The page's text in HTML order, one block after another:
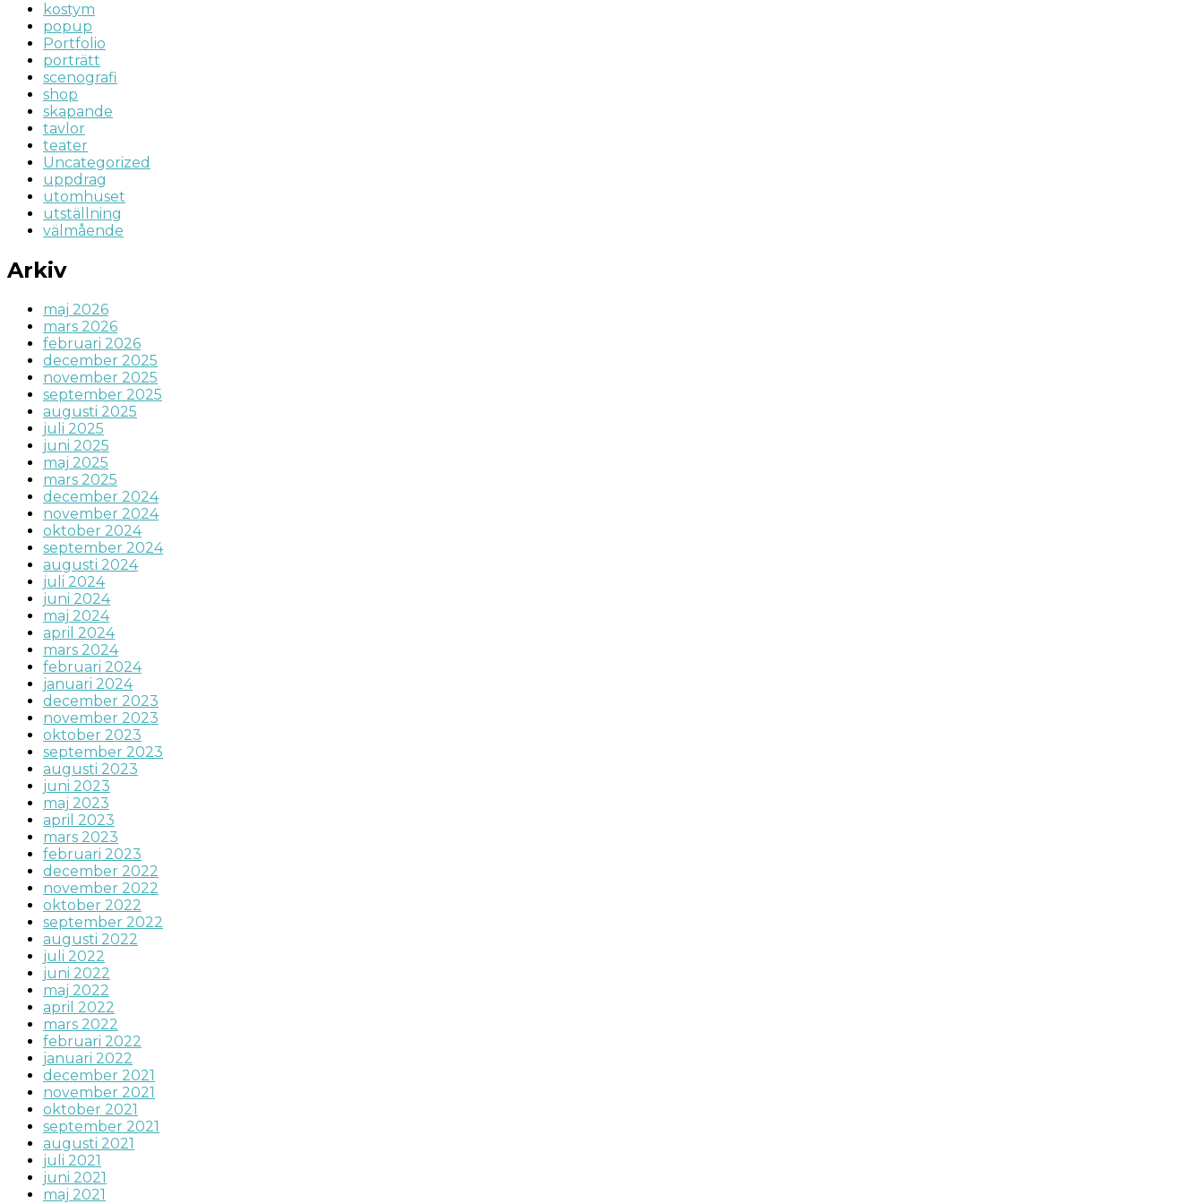
kostym
popup
Portfolio
porträtt
scenografi
shop
skapande
tavlor
teater
Uncategorized
uppdrag
utomhuset
utställning
välmående
Arkiv
maj 2026
mars 2026
februari 2026
december 2025
november 2025
september 2025
augusti 2025
juli 2025
juni 2025
maj 2025
mars 2025
december 2024
november 2024
oktober 2024
september 2024
augusti 2024
juli 2024
juni 2024
maj 2024
april 2024
mars 2024
februari 2024
januari 2024
december 2023
november 2023
oktober 2023
september 2023
augusti 2023
juni 2023
maj 2023
april 2023
mars 2023
februari 2023
december 2022
november 2022
oktober 2022
september 2022
augusti 2022
juli 2022
juni 2022
maj 2022
april 2022
mars 2022
februari 2022
januari 2022
december 2021
november 2021
oktober 2021
september 2021
augusti 2021
juli 2021
juni 2021
maj 2021